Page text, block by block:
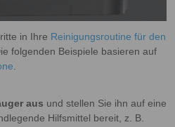
in Ihre Reinigungsroutine für den
folgenden Beispiele basieren auf
.
aus und stellen Sie ihn auf eine
Hilfsmittel bereit, z. B.